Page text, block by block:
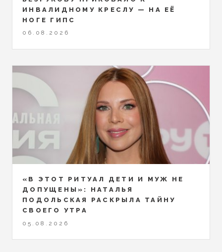
ИНВАЛИДНОМУ КРЕСЛУ — НА ЕЁ
НОГЕ ГИПС
06.08.2026
«В ЭТОТ РИТУАЛ ДЕТИ И МУЖ НЕ
ДОПУЩЕНЫ»: НАТАЛЬЯ
ПОДОЛЬСКАЯ РАСКРЫЛА ТАЙНУ
СВОЕГО УТРА
05.08.2026